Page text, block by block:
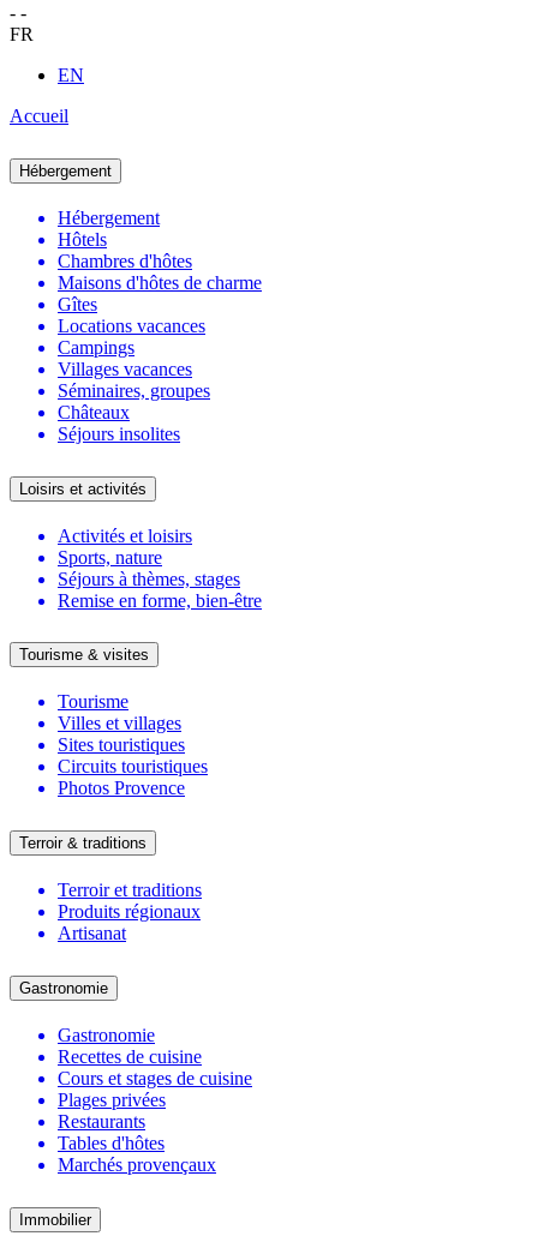
- -
FR
EN
Accueil
Hébergement
Hébergement
Hôtels
Chambres d'hôtes
Maisons d'hôtes de charme
Gîtes
Locations vacances
Campings
Villages vacances
Séminaires, groupes
Châteaux
Séjours insolites
Loisirs et activités
Activités et loisirs
Sports, nature
Séjours à thèmes, stages
Remise en forme, bien-être
Tourisme & visites
Tourisme
Villes et villages
Sites touristiques
Circuits touristiques
Photos Provence
Terroir & traditions
Terroir et traditions
Produits régionaux
Artisanat
Gastronomie
Gastronomie
Recettes de cuisine
Cours et stages de cuisine
Plages privées
Restaurants
Tables d'hôtes
Marchés provençaux
Immobilier